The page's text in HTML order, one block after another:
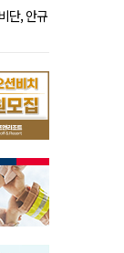
단, 안규